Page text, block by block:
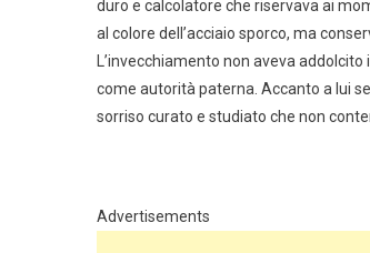
duro e calcolatore che riservava ai
al colore dell’acciaio sporco, ma
L’invecchiamento non aveva
come autorità paterna. Accanto a lui
sorriso curato e studiato che non
Advertisements